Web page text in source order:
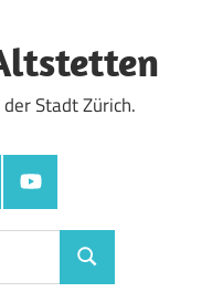
Stadt Zürich.
YouTube
Suchen